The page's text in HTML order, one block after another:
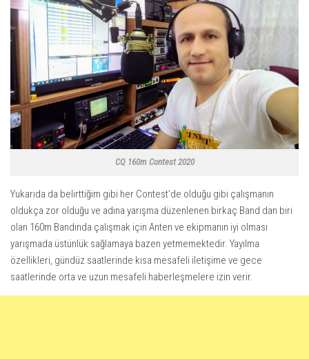
CQ 160m Contest 2020
Yukarıda da belirttiğim gibi her Contest’de olduğu gibi çalışmanın
oldukça zor olduğu ve adına yarışma düzenlenen birkaç Band dan biri
olan 160m Bandında çalışmak için Anten ve ekipmanın iyi olması
yarışmada üstünlük sağlamaya bazen yetmemektedir. Yayılma
özellikleri, gündüz saatlerinde kısa mesafeli iletişime ve gece
saatlerinde orta ve uzun mesafeli haberleşmelere izin verir.